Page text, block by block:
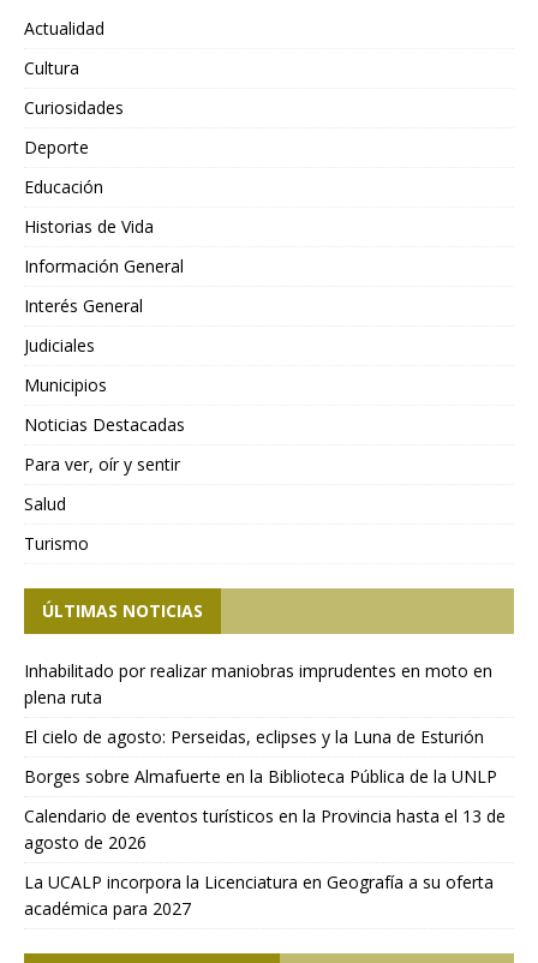
Actualidad
Cultura
Curiosidades
Deporte
Educación
Historias de Vida
Información General
Interés General
Judiciales
Municipios
Noticias Destacadas
Para ver, oír y sentir
Salud
Turismo
ÚLTIMAS NOTICIAS
Inhabilitado por realizar maniobras imprudentes en moto en
plena ruta
El cielo de agosto: Perseidas, eclipses y la Luna de Esturión
Borges sobre Almafuerte en la Biblioteca Pública de la UNLP
Calendario de eventos turísticos en la Provincia hasta el 13 de
agosto de 2026
La UCALP incorpora la Licenciatura en Geografía a su oferta
académica para 2027